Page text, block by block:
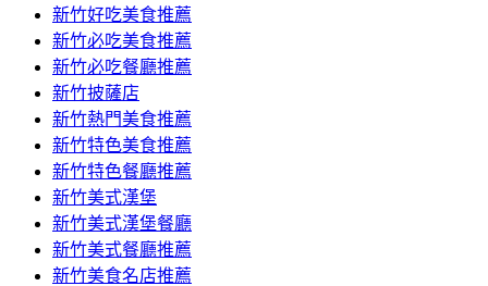
新竹好吃美食推薦
新竹必吃美食推薦
新竹必吃餐廳推薦
新竹披薩店
新竹熱門美食推薦
新竹特色美食推薦
新竹特色餐廳推薦
新竹美式漢堡
新竹美式漢堡餐廳
新竹美式餐廳推薦
新竹美食名店推薦